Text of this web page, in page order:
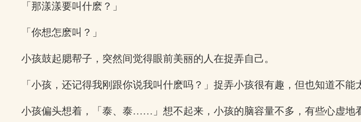
「那漾漾要叫什麽？」
「你想怎麽叫？」
小孩鼓起腮帮子，突然间觉得眼前美丽的人在捉弄自己。
「小孩，还记得我刚跟你说我叫什麽吗？」捉弄小孩很有趣，但也知道不能
小孩偏头想着，「泰、泰……」想不起来，小孩的脑容量不多，有些心虚地